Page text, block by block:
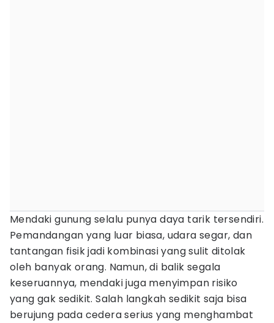
Mendaki gunung selalu punya daya tarik tersendiri.
Pemandangan yang luar biasa, udara segar, dan
tantangan fisik jadi kombinasi yang sulit ditolak
oleh banyak orang. Namun, di balik segala
keseruannya, mendaki juga menyimpan risiko
yang gak sedikit. Salah langkah sedikit saja bisa
berujung pada cedera serius yang menghambat